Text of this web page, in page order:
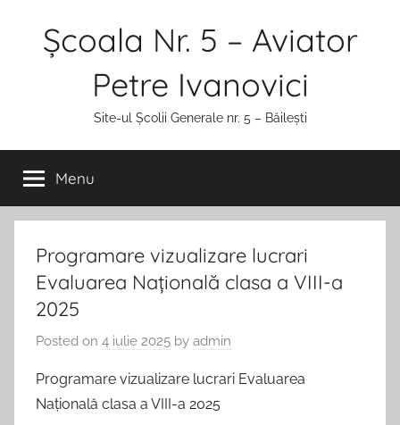
Școala Nr. 5 – Aviator
Petre Ivanovici
Site-ul Școlii Generale nr. 5 – Băilești
Menu
Programare vizualizare lucrari
Evaluarea Națională clasa a VIII-a
2025
Posted on 4 iulie 2025 by admin
Programare vizualizare lucrari Evaluarea
Națională clasa a VIII-a 2025